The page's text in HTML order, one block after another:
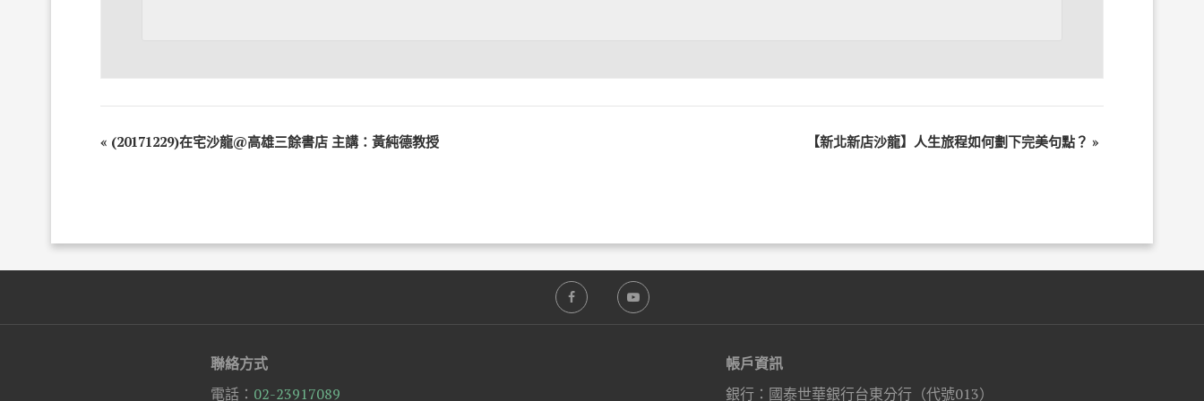
« (20171229)在宅沙龍@高雄三餘書店 主講：黃純德教授 【新北新店沙龍】人生旅程如何劃下完美句點？ »
聯絡方式
電話： 02-23917089
帳戶資訊
銀行：國泰世華銀行台東分行（代號013）